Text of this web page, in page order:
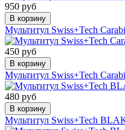
950 руб
В корзину
Мультитул Swiss+Tech
450 руб
В корзину
Мультитул Swiss+Tech
480 руб
В корзину
Мультитул Swiss+Tech